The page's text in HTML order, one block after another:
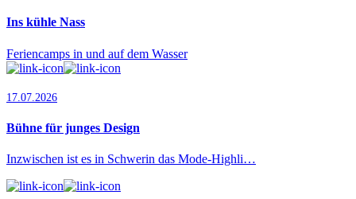
Ins kühle Nass
Feriencamps in und auf dem Wasser
17.07.2026
Bühne für junges Design
Inzwischen ist es in Schwerin das Mode-Highli…